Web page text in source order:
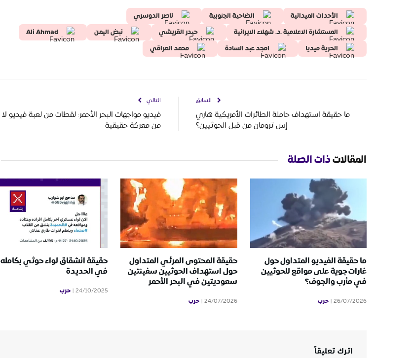
الأحداث الميدانية الضاحية الجنوبية
ناصر الدوسري
المستشارة الاعلامية .د. شهلاء الايرانية
حيدر القريشي نبض اليمن
Ali Ahmad
الحرية ميديا
امجد عبد السادة محمد العراقي
السابق
ما حقيقة استهداف حاملة الطائرات الأمريكية هاري
إس ترومان من قبل الحوثيين؟
التالي
فيديو مواجهات البحر الأحمر: لقطات من لعبة فيديو لا
من معركة حقيقية
المقالاتذات الصلة
ما حقيقة الفيديو المتداول حول
غارات جوية على مواقع للحوثيين
في مأرب والجوف؟
26/07/2026 حرب
حقيقة المحتوى المرئي المتداول
حول استهداف الحوثيين سفينتين
سعوديتين في البحر الأحمر
24/07/2026 حرب
حقيقة انشقاق لواء حوثي بكامله
في الحديدة
24/10/2025 حرب
اترك تعليقاً